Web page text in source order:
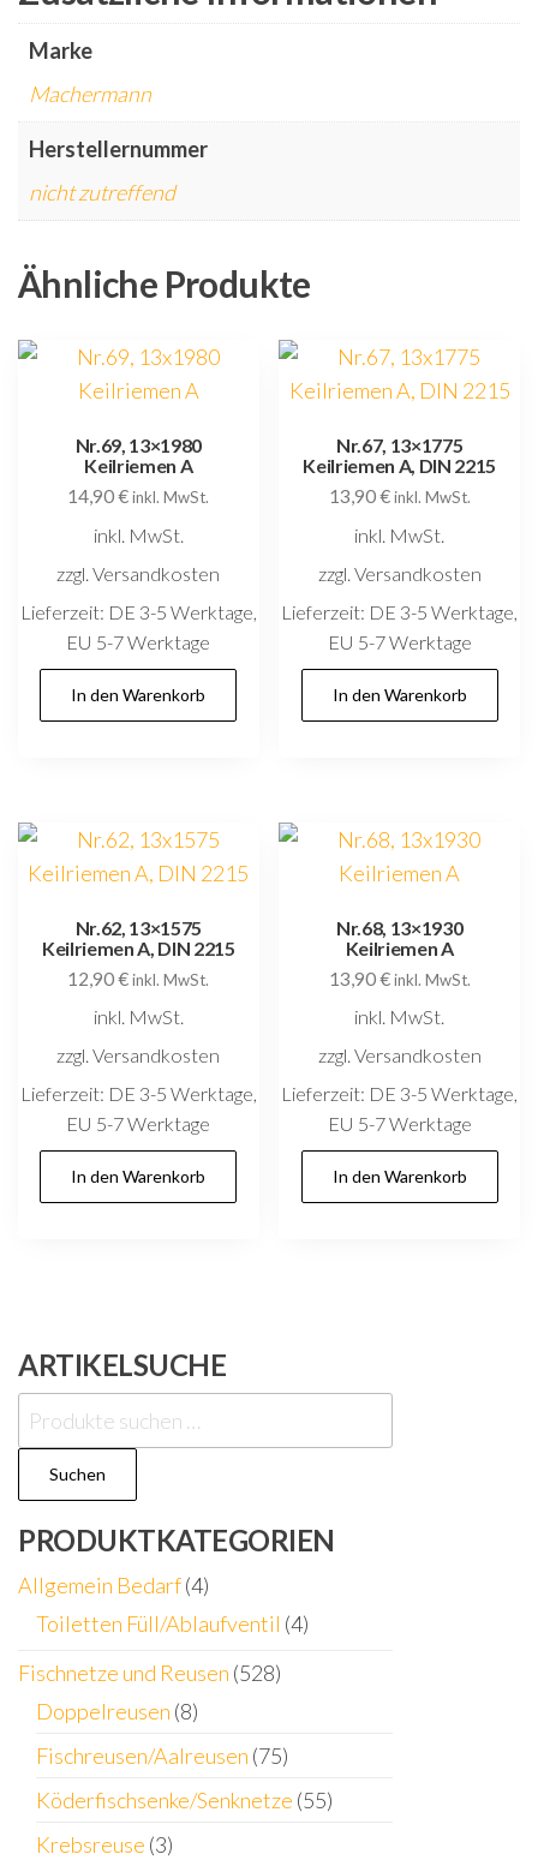
Marke
Machermann
Herstellernummer
nicht zutreffend
Ähnliche Produkte
Nr.69, 13×1980
Keilriemen A
14,90€ inkl. MwSt.
inkl. MwSt.
zzgl. Versandkosten
Lieferzeit: DE 3-5 Werktage,
EU 5-7 Werktage
In den Warenkorb
Nr.67, 13×1775
Keilriemen A, DIN 2215
13,90€ inkl. MwSt.
inkl. MwSt.
zzgl. Versandkosten
Lieferzeit: DE 3-5 Werktage,
EU 5-7 Werktage
In den Warenkorb
Nr.62, 13×1575
Keilriemen A, DIN 2215
12,90€ inkl. MwSt.
inkl. MwSt.
zzgl. Versandkosten
Lieferzeit: DE 3-5 Werktage,
EU 5-7 Werktage
In den Warenkorb
Nr.68, 13×1930
Keilriemen A
13,90€ inkl. MwSt.
inkl. MwSt.
zzgl. Versandkosten
Lieferzeit: DE 3-5 Werktage,
EU 5-7 Werktage
In den Warenkorb
ARTIKELSUCHE
Suchen
nach:
Suchen
PRODUKTKATEGORIEN
Allgemein Bedarf(4)
Toiletten Füll/Ablaufventil (4)
Fischnetze und Reusen (528)
Doppelreusen (8)
Fischreusen/Aalreusen (75)
Köderfischsenke/Senknetze (55)
Krebsreuse (3)